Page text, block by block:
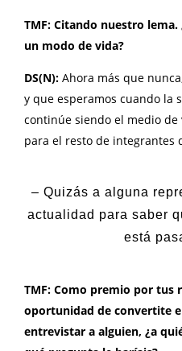
TMF: Citando nuestro
un modo de vida?
DS(N): Ahora más que
y que esperamos cuando la
continúe siendo el medio
para el resto de integrantes
– Quizás a alguna
actualidad para saber
está
TMF: Como premio por tus
oportunidad de convertite
entrevistar a alguien, ¿a